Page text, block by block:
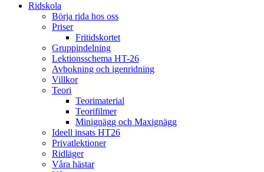
Ridskola
Börja rida hos oss
Priser
Fritidskortet
Gruppindelning
Lektionsschema HT-26
Avbokning och igenridning
Villkor
Teori
Teorimaterial
Teorifilmer
Minignägg och Maxignägg
Ideell insats HT26
Privatlektioner
Ridläger
Våra hästar